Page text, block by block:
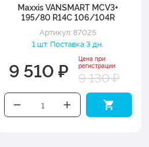
Maxxis VANSMART MCV3+
195/80 R14C 106/104R
Артикул: 87025
1 шт. Поставка 3 дн.
9 510 ₽
Цена при
регистрации
9 130 ₽